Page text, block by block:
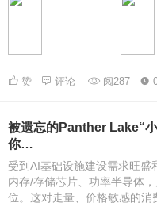
赞 评论 阅287
被遗忘的Panther Lake“
你…
受到AI基础设施建设需求旺盛
内存/存储芯片、功率半导体
位。这对走量、价格敏感的消